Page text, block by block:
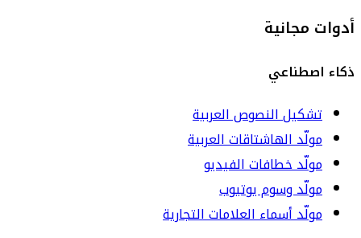
أدوات مجانية
ذكاء اصطناعي
تشكيل النصوص العربية
مولّد الهاشتاقات العربية
مولّد خطافات الفيديو
مولّد وسوم يوتيوب
مولّد أسماء العلامات التجارية